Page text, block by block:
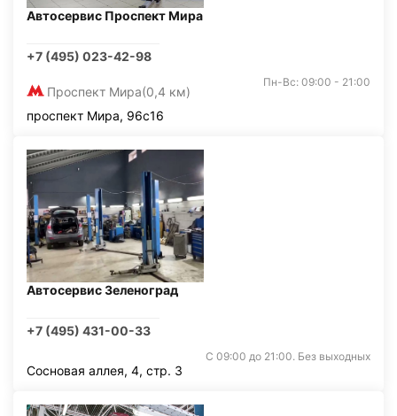
Автосервис Проспект Мира
+7 (495) 023-42-98
Проспект Мира(0,4 км)
Пн-Вс: 09:00 - 21:00
проспект Мира, 96с16
Автосервис Зеленоград
+7 (495) 431-00-33
С 09:00 до 21:00. Без выходных
Сосновая аллея, 4, стр. 3